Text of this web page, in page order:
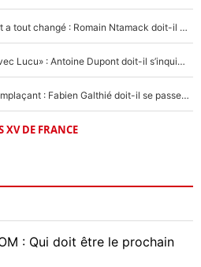
XV de France - Matthieu Jalibert a tout changé : Romain Ntamack doit-il s’inquiéter pour sa place à un an de la Coupe du monde ?
«Le XV de France est meilleur avec Lucu» : Antoine Dupont doit-il s’inquiéter pour sa place ?
Le XV de France a trouvé son remplaçant : Fabien Galthié doit-il se passer d'Antoine Dupont ?
XV DE FRANCE
: Qui doit être le prochain